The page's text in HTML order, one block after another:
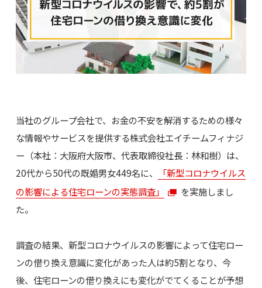
当社のグループ会社で、お金の不安を解消するための様々
な情報やサービスを提供する株式会社エイチームフィナジ
ー（本社：大阪府大阪市、代表取締役社長：林和樹）は、
20代から50代の既婚男女449名に、
「新型コロナウイルス
の影響による住宅ローンの実態調査」
を実施しまし
た。
調査の結果、新型コロナウイルスの影響によって住宅ロー
ンの借り換え意識に変化があった人は約5割となり、今
後、住宅ローンの借り換えにも変化がでてくることが予想